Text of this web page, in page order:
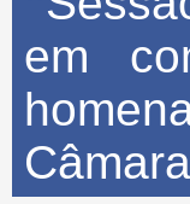
em